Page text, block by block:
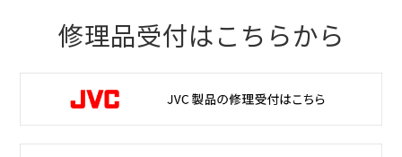
修理品受付はこちらから